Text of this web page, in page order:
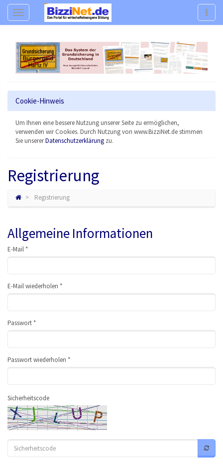
Navigation
Cookie-Hinweis
Um Ihnen eine bessere Nutzung unserer Seite zu ermöglichen,
verwenden wir Cookies. Durch Nutzung von www.BizziNet.de stimmen
Sie unsererDatenschutzerklärung zu.
Registrierung
Registrierung
Allgemeine Informationen
E-Mail *
E-Mail wiederholen *
Passwort *
Passwort wiederholen *
Sicherheitscode